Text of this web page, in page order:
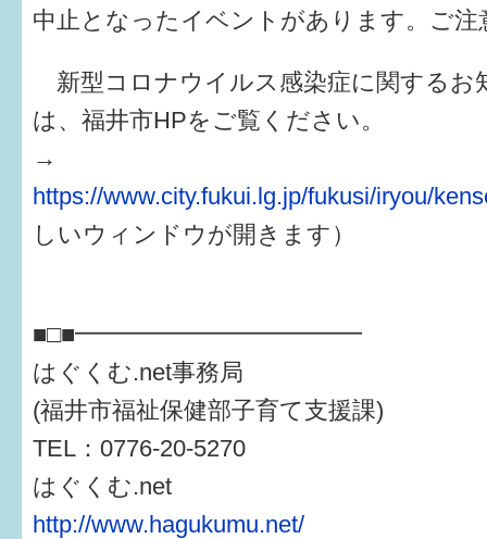
中止となったイベントがあります。ご注
新型コロナウイルス感染症に関するお
は、福井市HPをご覧ください。
→
https://www.city.fukui.lg.jp/fukusi/iryou/
しいウィンドウが開きます）
■□■━━━━━━━━━━━━
はぐくむ.net事務局
(福井市福祉保健部子育て支援課)
TEL：0776-20-5270
はぐくむ.net
http://www.hagukumu.net/
さまざまな支援
子育てカレンダー
妊娠
出産〜3か月
3か月〜6か月
1歳〜3歳
3歳〜就学前
就学後〜
子育てマップ